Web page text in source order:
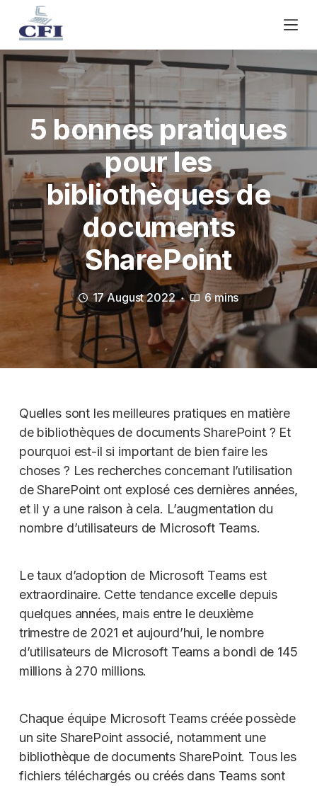
k
i
t
o
n
e
n
t
5 bonnes pratiques
pour les
bibliothèques de
documents
SharePoint
17 August 2022 6 mins
Quelles sont les meilleures pratiques en matière
de bibliothèques de documents SharePoint ? Et
pourquoi est-il si important de bien faire les
choses ? Les recherches concernant l’utilisation
de SharePoint ont explosé ces dernières années,
et il y a une raison à cela. L’augmentation du
nombre d’utilisateurs de Microsoft Teams.
Le taux d’adoption de Microsoft Teams est
extraordinaire. Cette tendance excelle depuis
quelques années, mais entre le deuxième
trimestre de 2021 et aujourd’hui, le nombre
d’utilisateurs de Microsoft Teams a bondi de 145
millions à 270 millions.
Chaque équipe Microsoft Teams créée possède
un site SharePoint associé, notamment une
bibliothèque de documents SharePoint. Tous les
fichiers téléchargés ou créés dans Teams sont